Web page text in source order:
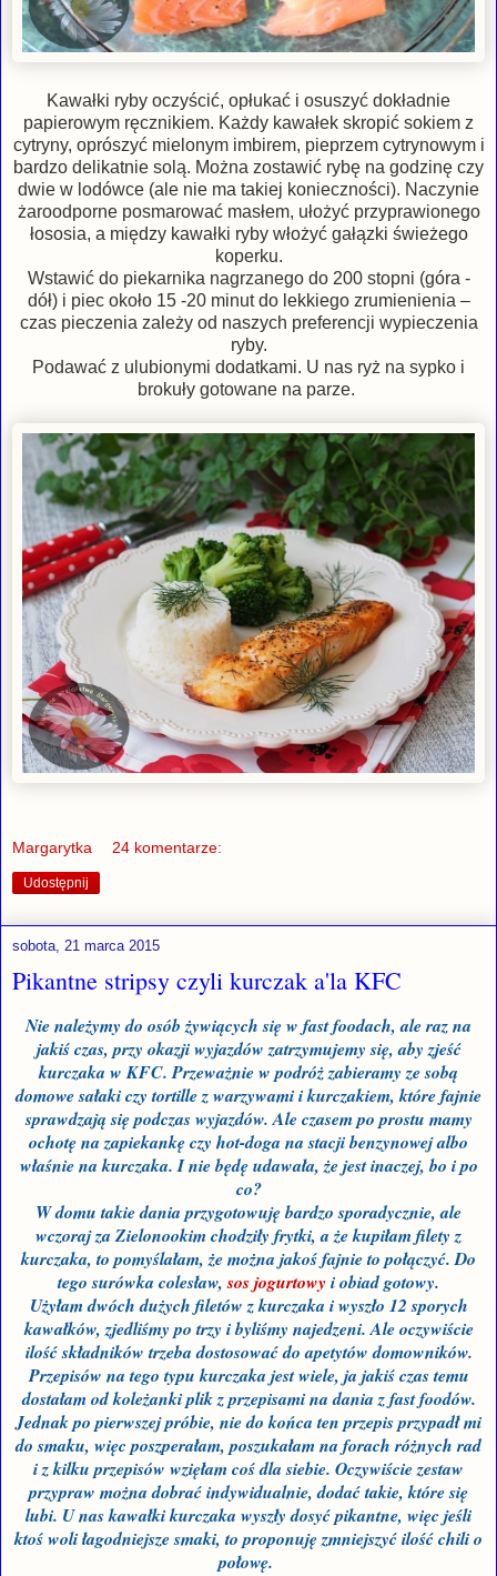
Kawałki ryby oczyścić, opłukać i osuszyć dokładnie
papierowym ręcznikiem. Każdy kawałek skropić sokiem z
cytryny, oprószyć mielonym imbirem, pieprzem cytrynowym i
bardzo delikatnie solą. Można zostawić rybę na godzinę czy
dwie w lodówce (ale nie ma takiej konieczności). Naczynie
żaroodporne posmarować masłem, ułożyć przyprawionego
łososia, a między kawałki ryby włożyć gałązki świeżego
koperku.
Wstawić do piekarnika nagrzanego do 200 stopni (góra -
dół) i piec około 15 -20 minut do lekkiego zrumienienia –
czas pieczenia zależy od naszych preferencji wypieczenia
ryby.
Podawać z ulubionymi dodatkami. U nas ryż na sypko i
brokuły gotowane na parze.
Margarytka 24 komentarze:
Udostępnij
sobota, 21 marca 2015
Pikantne stripsy czyli kurczak a'la KFC
Nie należymy do osób żywiących się w fast foodach, ale raz na
jakiś czas, przy okazji wyjazdów zatrzymujemy się, aby zjeść
kurczaka w KFC. Przeważnie w podróż zabieramy ze sobą
domowe sałaki czy tortille z warzywami i kurczakiem, które fajnie
sprawdzają się podczas wyjazdów. Ale czasem po prostu mamy
ochotę na zapiekankę czy hot-doga na stacji benzynowej albo
właśnie na kurczaka. I nie będę udawała, że jest inaczej, bo i po
co?
W domu takie dania przygotowuję bardzo sporadycznie, ale
wczoraj za Zielonookim chodziły frytki, a że kupiłam filety z
kurczaka, to pomyślałam, że można jakoś fajnie to połączyć. Do
tego surówka colesław,sos jogurtowy i obiad gotowy.
Użyłam dwóch dużych filetów z kurczaka i wyszło 12 sporych
kawałków, zjedliśmy po trzy i byliśmy najedzeni. Ale oczywiście
ilość składników trzeba dostosować do apetytów domowników.
Przepisów na tego typu kurczaka jest wiele, ja jakiś czas temu
dostałam od koleżanki plik z przepisami na dania z fast foodów.
Jednak po pierwszej próbie, nie do końca ten przepis przypadł mi
do smaku, więc poszperałam, poszukałam na forach różnych rad
i z kilku przepisów wzięłam coś dla siebie. Oczywiście zestaw
przypraw można dobrać indywidualnie, dodać takie, które się
lubi. U nas kawałki kurczaka wyszły dosyć pikantne, więc jeśli
ktoś woli łagodniejsze smaki, to proponuję zmniejszyć ilość chili o
połowę.